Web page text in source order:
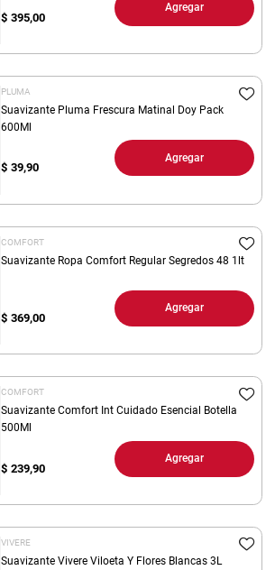
$ 395,00
Agregar
PLUMA
Suavizante Pluma Frescura Matinal Doy Pack
600Ml
$ 39,90
Agregar
COMFORT
Suavizante Ropa Comfort Regular Segredos 48 1lt
$ 369,00
Agregar
COMFORT
Suavizante Comfort Int Cuidado Esencial Botella
500Ml
$ 239,90
Agregar
VIVERE
Suavizante Vivere Viloeta Y Flores Blancas 3L